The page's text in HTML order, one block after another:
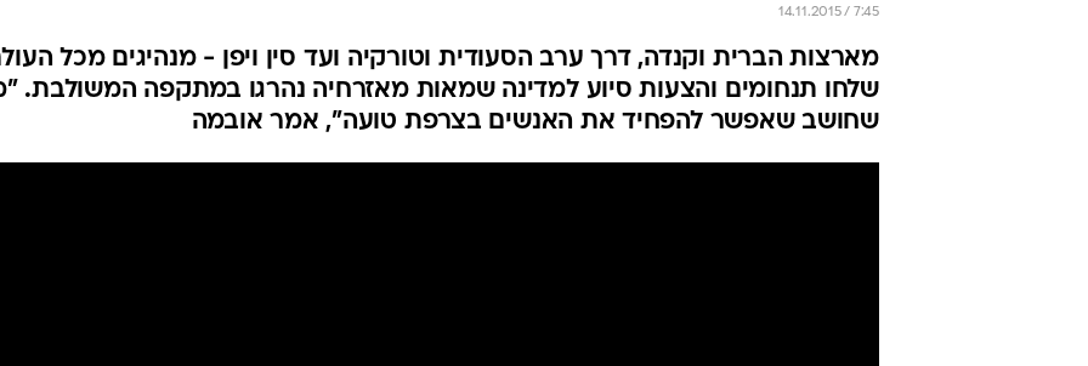
14.11.2015 / 7:45
מארצות הברית וקנדה, דרך ערב הסעודית וטורקיה ועד סין ויפן - מנהיגים מכל
שלחו תנחומים והצעות סיוע למדינה שמאות מאזרחיה נהרגו במתקפה המשולבת.
שחושב שאפשר להפחיד את האנשים בצרפת טועה", אמר אובמה